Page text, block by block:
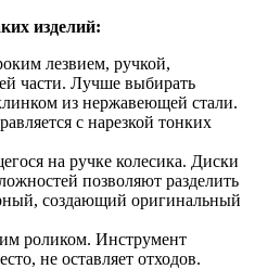
изделий:
лезвием, ручкой,
части. Лучше выбирать
из нержавеющей стали.
с нарезкой тонких
на ручке колесика. Диски
позволяют разделить
создающий оригинальный
роликом. Инструмент
не оставляет отходов.